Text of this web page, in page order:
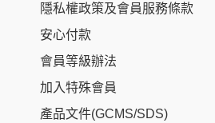
隱私權政策及會員服務條款
安心付款
會員等級辦法
加入特殊會員
產品文件(GCMS/SDS)